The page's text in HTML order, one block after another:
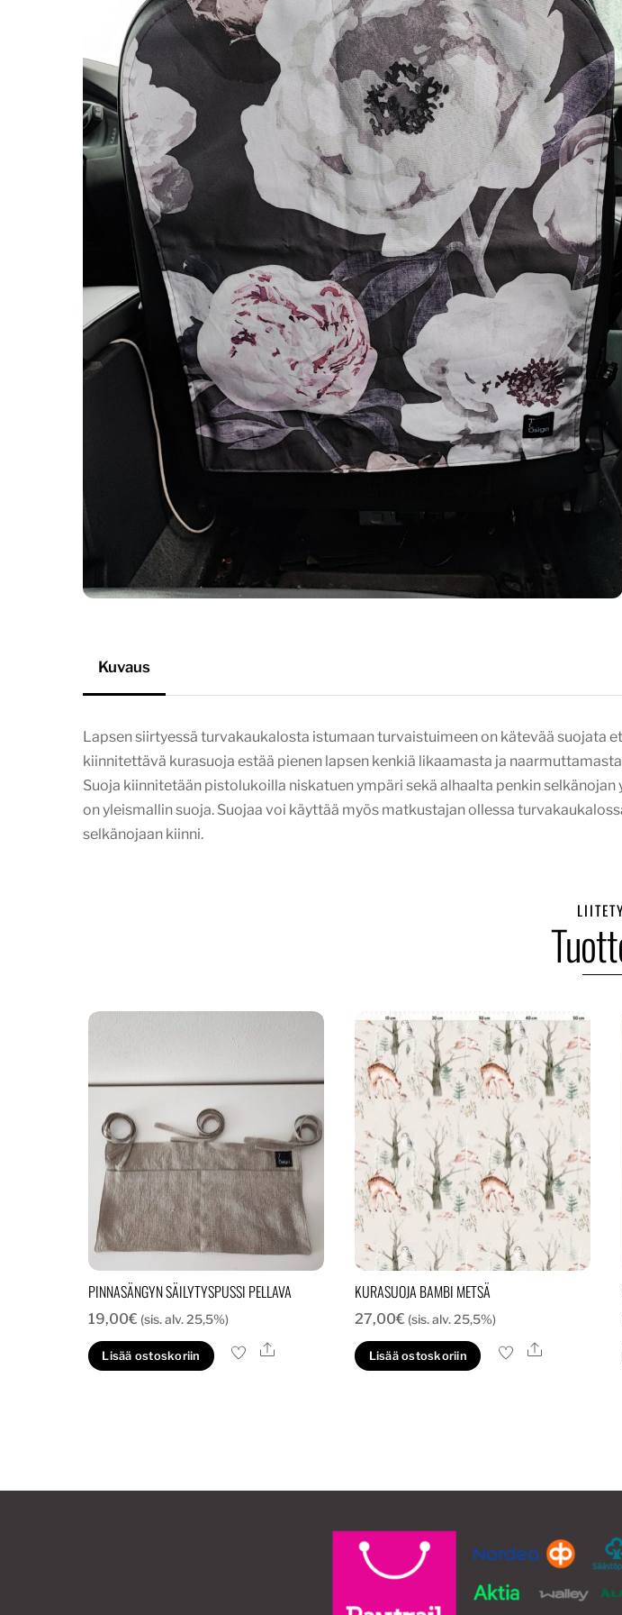
Kuvaus
Lapsen siirtyessä turvakaukalosta istumaan turvaistuimeen on kätevää suojata
kiinnitettävä kurasuoja estää pienen lapsen kenkiä likaamasta ja
Suoja kiinnitetään pistolukoilla niskatuen ympäri sekä alhaalta penkin
on yleismallin suoja. Suojaa voi käyttää myös matkustajan ollessa
selkänojaan kiinni.
PINNASÄNGYN SÄILYTYSPUSSI PELLAVA
19,00€ (sis. alv. 25,5%)
Lisää ostoskoriin Ale
KURASUOJA BAMBI METSÄ
27,00€ (sis. alv. 25,5%)
Lisää ostoskoriin Ale